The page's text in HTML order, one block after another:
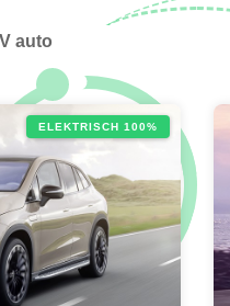
auto
ELEKTRISCH 100%